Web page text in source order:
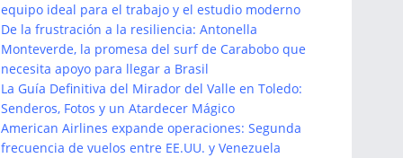
equipo ideal para el trabajo y el estudio moderno
De la frustración a la resiliencia: Antonella
Monteverde, la promesa del surf de Carabobo que
necesita apoyo para llegar a Brasil
La Guía Definitiva del Mirador del Valle en Toledo:
Senderos, Fotos y un Atardecer Mágico
American Airlines expande operaciones: Segunda
frecuencia de vuelos entre EE.UU. y Venezuela